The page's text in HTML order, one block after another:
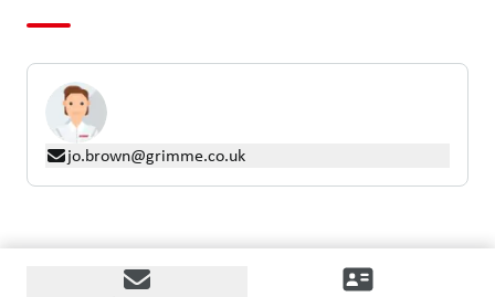
jo.brown@grimme.co.uk